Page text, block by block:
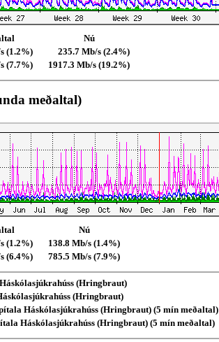
Nú
(1.2%)
235.7 Mb/s (2.4%)
(7.7%) 1917.3 Mb/s (19.2%)
meðaltal)
Nú
(1.2%)
138.8 Mb/s (1.4%)
(6.4%) 785.5 Mb/s (7.9%)
(Hringbraut)
(Hringbraut)
Háskólasjúkrahúss (Hringbraut) (5 mín meðaltal)
Háskólasjúkrahúss (Hringbraut) (5 mín meðaltal)